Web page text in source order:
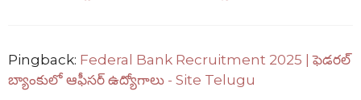
Pingback: Federal Bank Recruitment 2025 | ఫెడరల్
బ్యాంకులో ఆఫీసర్ ఉద్యోగాలు - Site Telugu